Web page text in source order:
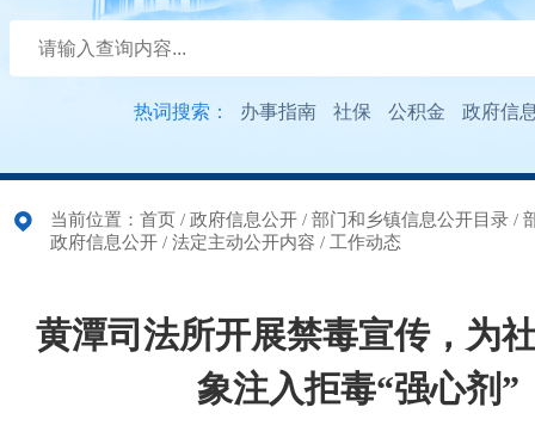
热词搜索： 办事指南 社保 公积金 政府信
当前位置： 首页 / 政府信息公开 / 部门和乡镇信息公开目录 /
政府信息公开 / 法定主动公开内容 / 工作动态
黄潭司法所开展禁毒宣传，为
象注入拒毒“强心剂”